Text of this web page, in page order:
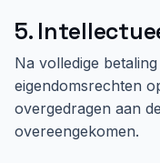
5.
Na volledige
eigendomsrechten
overgedragen aan
overeengekomen.